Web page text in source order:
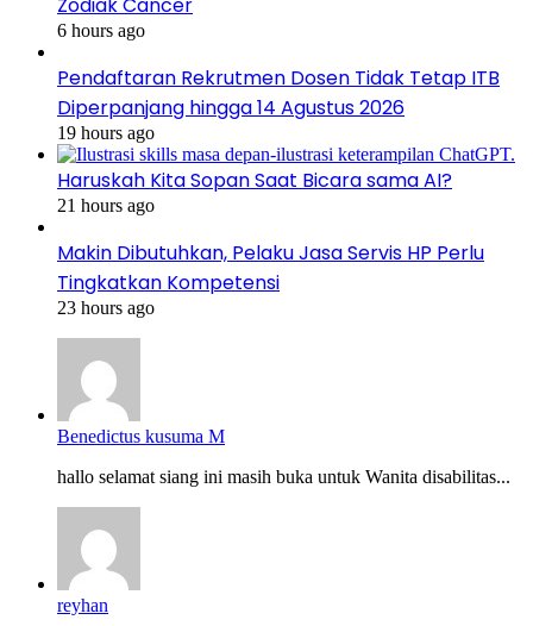
6 hours ago
Pendaftaran Rekrutmen Dosen Tidak Tetap ITB
Diperpanjang hingga 14 Agustus 2026
19 hours ago
Haruskah Kita Sopan Saat Bicara sama AI?
21 hours ago
Makin Dibutuhkan, Pelaku Jasa Servis HP Perlu
Tingkatkan Kompetensi
23 hours ago
Benedictus kusuma M
hallo selamat siang ini masih buka untuk Wanita disabilitas...
reyhan